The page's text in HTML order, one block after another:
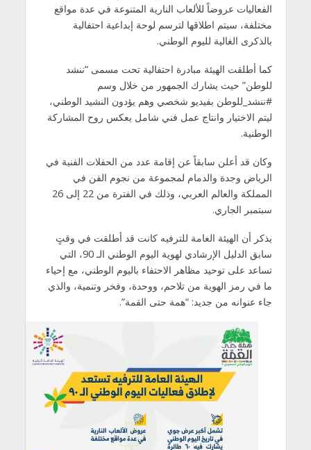
الفعاليات عروضاً للألعاب النارية المتنوعة في عدة مواقع
مختلفة، سيتم اطلاقها لترسم لوحة إبداعية احتفالية
بالذكرى الغالية لليوم الوطني.
كما أطلقت الهيئة مبادرة احتفالية تحت مسمى “ننشد
للوطن” حيث يشارك الجمهور من خلال وسم
#ننشد_للوطن بفيديو شخصي وهم يؤدون النشيد الوطني،
ليتم الاختيار وانتاج عمل فني شامل يعكس روح المشاركة
الوطنية.
وكان قد أعلن سابقاً عن إقامة عدد من الحفلات الفنية في
الرياض وجدة والدمام لمجموعة من نجوم الفن في
المملكة والعالم العربي، وذلك في الفترة من 22 إلى 26
سبتمبر الجاري.
يذكر أن الهيئة العامة للترفيه كانت قد أطلقت في وقتٍ
سابق الدليل الإرشادي لهوية اليوم الوطني الـ 90، التي
تساعد على توحيد مظاهر الاحتفاء باليوم الوطني، مع إحياء
ما في رمز الهوية من تلاحم، ووحدة، وفخر وتنمية، والذي
جاء عنوانه من جديد: “همة حتى القمة”.